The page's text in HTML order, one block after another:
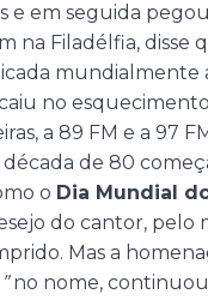
e em seguida
na Filadélfia, disse
mundialmente
no
a 89 FM e a 97
década de 80
o Dia Mundial
do cantor, pelo
Mas a
”no nome, continuou